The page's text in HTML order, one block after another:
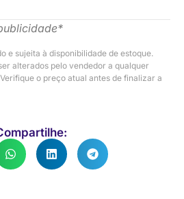
e sujeita à disponibilidade de estoque.
alterados pelo vendedor a qualquer
o preço atual antes de finalizar a